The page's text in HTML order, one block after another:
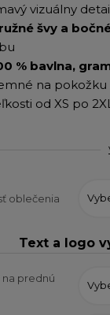
vizuálny
švy a
% bavlna,
na pokožku
od XS po
oblečenia
Text a logo
na prednú